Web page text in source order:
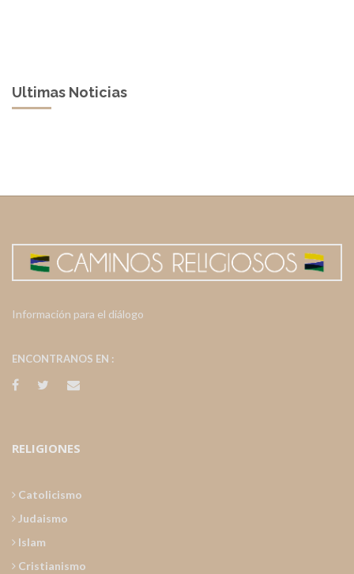
Ultimas Noticias
Información para el diálogo
ENCONTRANOS EN :
RELIGIONES
Catolicismo
Judaismo
Islam
Cristianismo